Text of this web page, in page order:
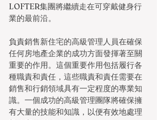
LOFTER集團將繼續走在可穿戴健身行
業的最前沿。
負責銷售新住宅的高級管理人員在確保
任何房地產企業的成功方面發揮著至關
重要的作用。這個重要作用包括履行各
種職責和責任，這些職責和責任需要在
銷售和行銷領域具有一定程度的專業知
識。一個成功的高級管理團隊將確保擁
有大量的技能和知識，以便有效地處理